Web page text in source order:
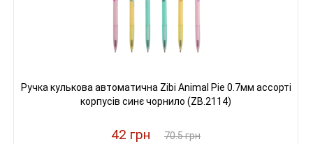
Ручка кулькова автоматична Zibi Animal Pie 0.7мм ассорті
корпусів синє чорнило (ZB.2114)
42 грн 70.5 грн